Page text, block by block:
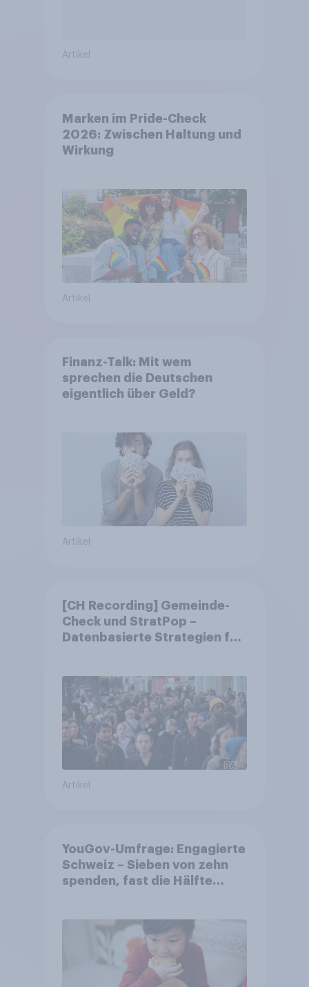
Artikel
Marken im Pride-Check
2026: Zwischen Haltung und
Wirkung
Artikel
Finanz-Talk: Mit wem
sprechen die Deutschen
eigentlich über Geld?
Artikel
[CH Recording] Gemeinde-
Check und StratPop –
Datenbasierte Strategien für
Artikel
YouGov-Umfrage: Engagierte
Schweiz – Sieben von zehn
spenden, fast die Hälfte